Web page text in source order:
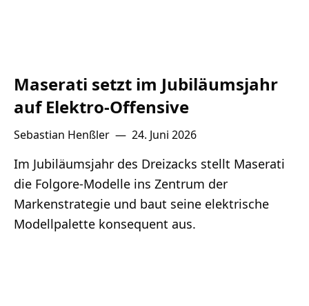
Maserati setzt im Jubiläumsjahr
auf Elektro-Offensive
Sebastian Henßler — 24. Juni 2026
Im Jubiläumsjahr des Dreizacks stellt Maserati
die Folgore-Modelle ins Zentrum der
Markenstrategie und baut seine elektrische
Modellpalette konsequent aus.